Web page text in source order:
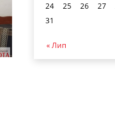
24
25 26 27
31
« Лип